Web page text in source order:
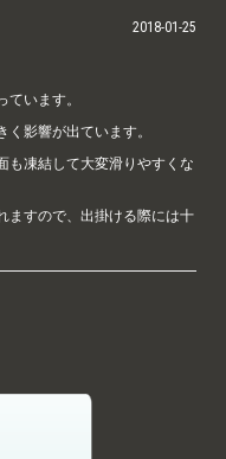
2018-01-25
います。
影響が出ています。
も凍結して大変滑りやすくな
ますので、出掛ける際には十